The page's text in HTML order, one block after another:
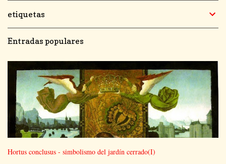
etiquetas
Entradas populares
Hortus conclusus - simbolismo del jardín cerrado(I)